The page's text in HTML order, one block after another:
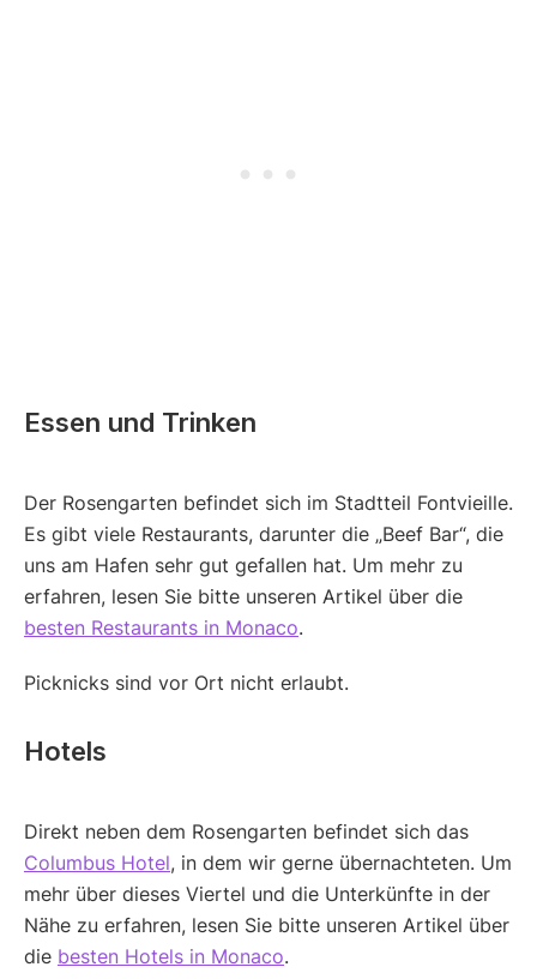
Essen und Trinken
Der Rosengarten befindet sich im Stadtteil Fontvieille.
Es gibt viele Restaurants, darunter die „Beef Bar“, die
uns am Hafen sehr gut gefallen hat. Um mehr zu
erfahren, lesen Sie bitte unseren Artikel über die
besten Restaurants in Monaco.
Picknicks sind vor Ort nicht erlaubt.
Hotels
Direkt neben dem Rosengarten befindet sich das
Columbus Hotel, in dem wir gerne übernachteten. Um
mehr über dieses Viertel und die Unterkünfte in der
Nähe zu erfahren, lesen Sie bitte unseren Artikel über
die besten Hotels in Monaco.